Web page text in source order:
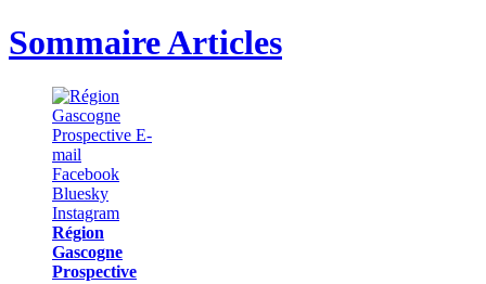
Sommaire Articles
Région
Gascogne
Prospective